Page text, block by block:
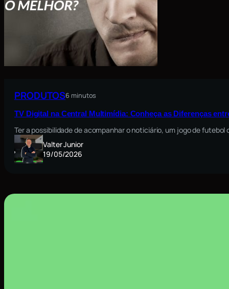
PRODUTOS6 minutos
TV Digital na Central Multimídia: Conheça as Diferenças
Ter a possibilidade de acompanhar o noticiário, um jogo de
Valter Junior
19/05/2026